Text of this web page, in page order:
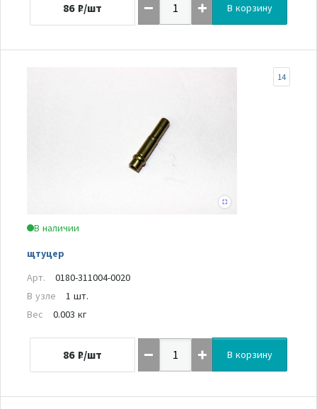
86 ₽/шт В корзину
В наличии
щтуцер
14
Арт.
0180-311004-0020
В узле
1 шт.
Вес
0.003 кг
86 ₽/шт В корзину